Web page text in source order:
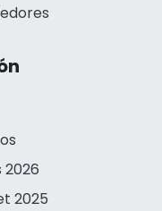
2026
2025